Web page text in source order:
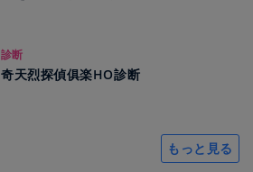
診断
奇天烈探偵俱楽HO診断
もっと見る